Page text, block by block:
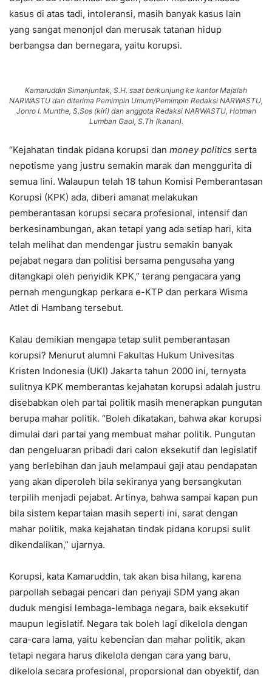
kasus di atas tadi, intoleransi, masih banyak kasus lain
yang sangat menonjol dan merusak tatanan hidup
berbangsa dan bernegara, yaitu korupsi.
Kamaruddin Simanjuntak, S.H. saat berkunjung ke kantor Majalah
NARWASTU dan diterima Pemimpin Umum/Pemimpin Redaksi NARWASTU,
Jonro I. Munthe, S.Sos (kiri) dan anggota Redaksi NARWASTU, Hotman
Lumban Gaol, S.Th (kanan).
“Kejahatan tindak pidana korupsi dan money politics serta
nepotisme yang justru semakin marak dan menggurita di
semua lini. Walaupun telah 18 tahun Komisi Pemberantasan
Korupsi (KPK) ada, diberi amanat melakukan
pemberantasan korupsi secara profesional, intensif dan
berkesinambungan, akan tetapi yang ada setiap hari, kita
telah melihat dan mendengar justru semakin banyak
pejabat negara dan politisi bersama pengusaha yang
ditangkapi oleh penyidik KPK,” terang pengacara yang
pernah mengungkap perkara e-KTP dan perkara Wisma
Atlet di Hambang tersebut.
Kalau demikian mengapa tetap sulit pemberantasan
korupsi? Menurut alumni Fakultas Hukum Univesitas
Kristen Indonesia (UKI) Jakarta tahun 2000 ini, ternyata
sulitnya KPK memberantas kejahatan korupsi adalah justru
disebabkan oleh partai politik masih menerapkan pungutan
berupa mahar politik. “Boleh dikatakan, bahwa akar korupsi
dimulai dari partai yang membuat mahar politik. Pungutan
dan pengeluaran pribadi dari calon eksekutif dan legislatif
yang berlebihan dan jauh melampaui gaji atau pendapatan
yang akan diperoleh bila sekiranya yang bersangkutan
terpilih menjadi pejabat. Artinya, bahwa sampai kapan pun
bila sistem kepartaian masih seperti ini, sarat dengan
mahar politik, maka kejahatan tindak pidana korupsi sulit
dikendalikan,” ujarnya.
Korupsi, kata Kamaruddin, tak akan bisa hilang, karena
parpollah sebagai pencari dan penyaji SDM yang akan
duduk mengisi lembaga-lembaga negara, baik eksekutif
maupun legislatif. Negara tak boleh lagi dikelola dengan
cara-cara lama, yaitu kebencian dan mahar politik, akan
tetapi negara harus dikelola dengan cara yang baru,
dikelola secara profesional, proporsional dan obyektif, dan